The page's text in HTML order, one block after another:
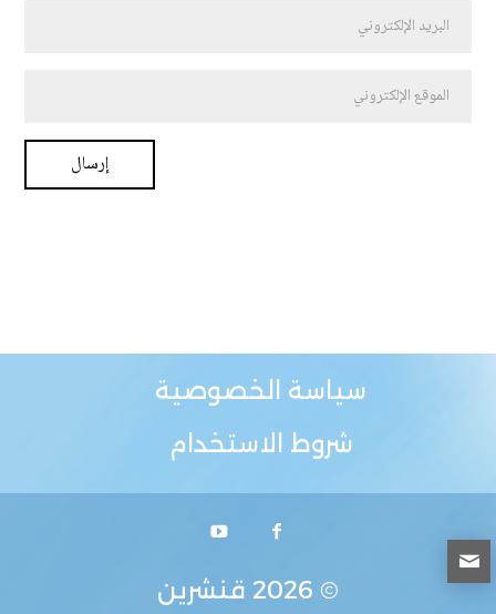
سياسة الخصوصية
شروط الاستخدام
© 2026 قنشرين